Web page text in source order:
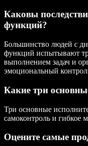
Каковы
функций?
Большинство людей с
функций испытывают
выполнением задач и
эмоциональный
Какие три
Три основные
самоконтроль и гибкое
Оцените самые